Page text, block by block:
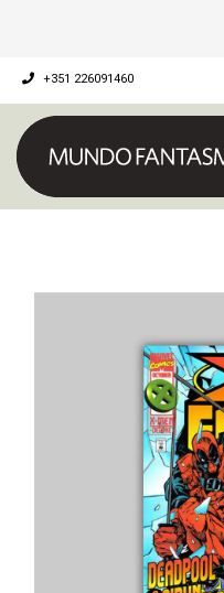
+351 226091460